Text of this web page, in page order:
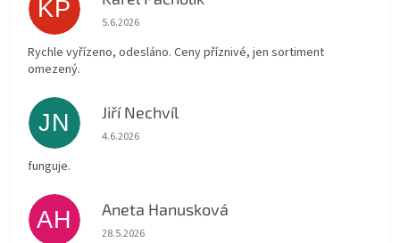
KP Hodnocení obchodu je 4 z 5 hvězdiček.
5.6.2026
Rychle vyřízeno, odesláno. Ceny příznivé, jen sortiment
omezený.
JN Jiří Nechvíl
Hodnocení obchodu je 5 z 5 hvězdiček.
4.6.2026
funguje.
AH Aneta Hanusková
Hodnocení obchodu je 5 z 5 hvězdiček.
28.5.2026